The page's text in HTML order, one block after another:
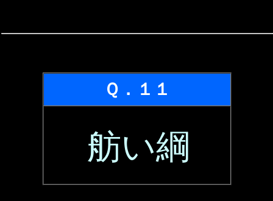
Ｑ．１１
舫い綱